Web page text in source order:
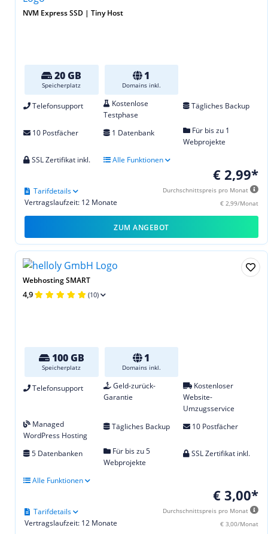
NVM Express SSD | Tiny Host
20 GB
Speicherplatz
1
Domains inkl.
Telefonsupport
Kostenlose
Testphase
Tägliches Backup
10 Postfächer 1 Datenbank
Für bis zu 1
Webprojekte
SSL Zertifikat inkl.
Alle Funktionen
€ 2,99*
Durchschnittspreis pro Monat
€ 2,99/Monat
Vertragslaufzeit: 12 Monate
Tarifdetails
ZUM ANGEBOT
Webhosting SMART
4,9 (10)
100 GB
Speicherplatz
1
Domains inkl.
Telefonsupport
Geld-zurück-
Garantie
Kostenloser
Website-
Umzugsservice
Managed
WordPress Hosting
Tägliches Backup 10 Postfächer
5 Datenbanken
Für bis zu 5
Webprojekte
SSL Zertifikat inkl.
Alle Funktionen
€ 3,00*
Durchschnittspreis pro Monat
€ 3,00/Monat
Vertragslaufzeit: 12 Monate
Tarifdetails